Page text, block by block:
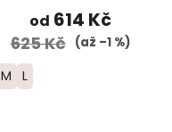
od 614 Kč
625 Kč (až –1 %)
M L